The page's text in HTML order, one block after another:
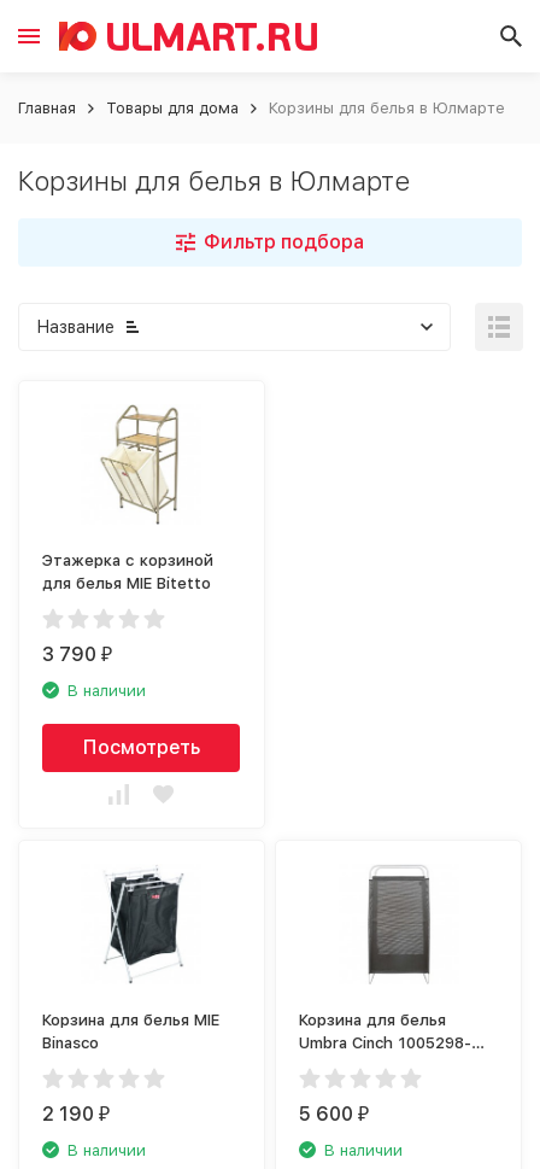
Главная Товары для дома Корзины для белья в Юлмарте
Корзины для белья в Юлмарте
Фильтр подбора
Название
Этажерка с корзиной
для белья MIE Bitetto
3 790₽
В наличии
Посмотреть
Корзина для белья MIE
Binasco
2 190₽
В наличии
Корзина для белья
Umbra Cinch 1005298-
265
5 600₽
В наличии